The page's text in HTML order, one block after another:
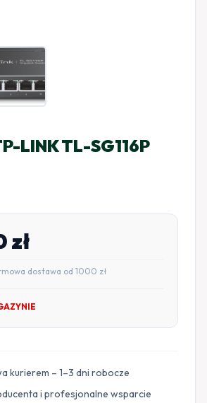
LINK TL-SG116P
zł
dostawa od 1000 zł
kurierem – 1–3 dni robocze
i profesjonalne wsparcie